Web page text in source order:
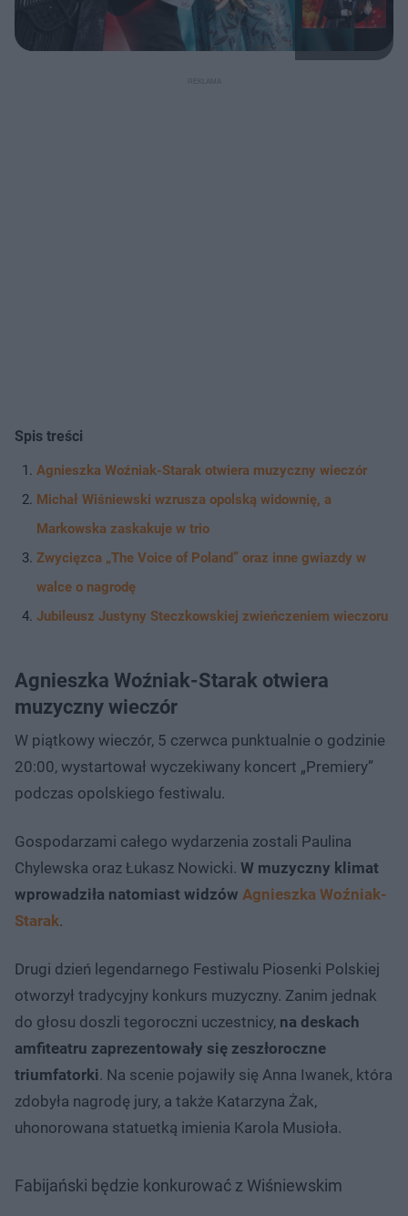
Spis treści
Agnieszka Woźniak-Starak otwiera muzyczny wieczór
Michał Wiśniewski wzrusza opolską widownię, a
Markowska zaskakuje w trio
Zwycięzca „The Voice of Poland” oraz inne gwiazdy w
walce o nagrodę
Jubileusz Justyny Steczkowskiej zwieńczeniem wieczoru
Agnieszka Woźniak-Starak otwiera
muzyczny wieczór
W piątkowy wieczór, 5 czerwca punktualnie o godzinie
20:00, wystartował wyczekiwany koncert „Premiery”
podczas opolskiego festiwalu.
Gospodarzami całego wydarzenia zostali Paulina
Chylewska oraz Łukasz Nowicki. W muzyczny klimat
wprowadziła natomiast widzów Agnieszka Woźniak-
Starak.
Drugi dzień legendarnego Festiwalu Piosenki Polskiej
otworzył tradycyjny konkurs muzyczny. Zanim jednak
do głosu doszli tegoroczni uczestnicy, na deskach
amfiteatru zaprezentowały się zeszłoroczne
triumfatorki. Na scenie pojawiły się Anna Iwanek, która
zdobyła nagrodę jury, a także Katarzyna Żak,
uhonorowana statuetką imienia Karola Musioła.
Fabijański będzie konkurować z Wiśniewskim